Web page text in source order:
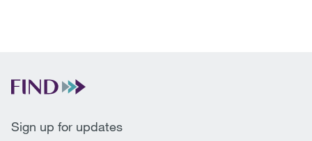
Sign up for updates